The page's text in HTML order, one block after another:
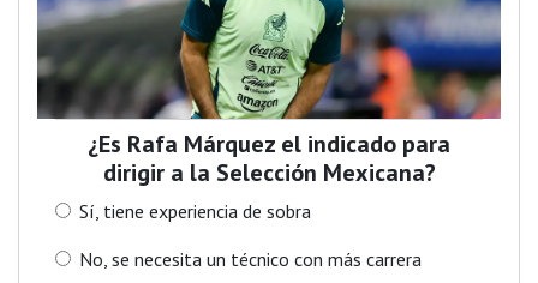
¿Es Rafa Márquez el indicado para
dirigir a la Selección Mexicana?
Sí, tiene experiencia de sobra
No, se necesita un técnico con más carrera